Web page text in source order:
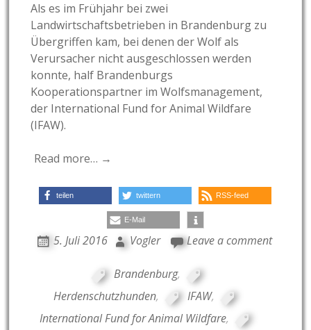
Als es im Frühjahr bei zwei
Landwirtschaftsbetrieben in Brandenburg zu
Übergriffen kam, bei denen der Wolf als
Verursacher nicht ausgeschlossen werden
konnte, half Brandenburgs
Kooperationspartner im Wolfsmanagement,
der International Fund for Animal Wildfare
(IFAW).
Read more… →
teilen twittern RSS-feed
E-Mail
5. Juli 2016 Vogler Leave a comment
Brandenburg,
Herdenschutzhunden, IFAW,
International Fund for Animal Wildfare,